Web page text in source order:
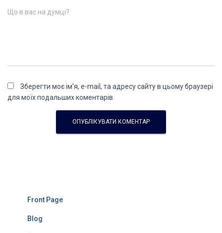
Що в вас на думці?
Зберегти моє ім'я, e-mail, та адресу сайту в цьому браузері
для моїх подальших коментарів.
Front Page
Blog